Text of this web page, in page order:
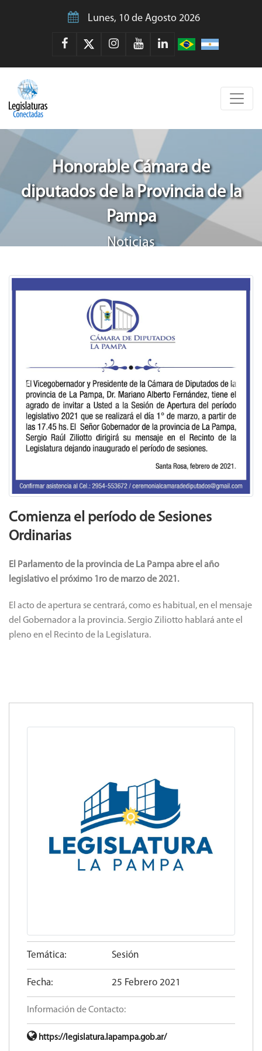
Lunes, 10 de Agosto 2026
Honorable Cámara de
diputados de la Provincia de la
Pampa
Noticias
Previous Next
Comienza el período de Sesiones
Ordinarias
El Parlamento de la provincia de La Pampa abre el año
legislativo el próximo 1ro de marzo de 2021.
El acto de apertura se centrará, como es habitual, en el mensaje
del Gobernador a la provincia. Sergio Ziliotto hablará ante el
pleno en el Recinto de la Legislatura.
Temática: Sesión
Fecha: 25 Febrero 2021
Información de Contacto:
https://legislatura.lapampa.gob.ar/